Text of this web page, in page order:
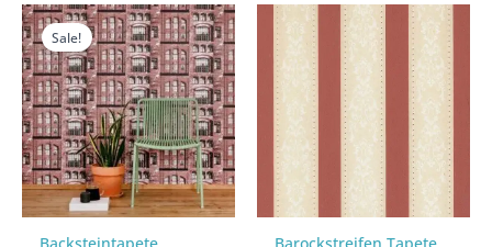
Sale!
Backsteintapete
Preisspanne:
1,60 €
bis
49,90 €
Preisspanne:
1,60 €
bis
49,90 €
Barockstreifen Tapete
Preisspanne:
1,60 €
bis
39,90 €
Preisspanne:
1,60 €
39,90 €